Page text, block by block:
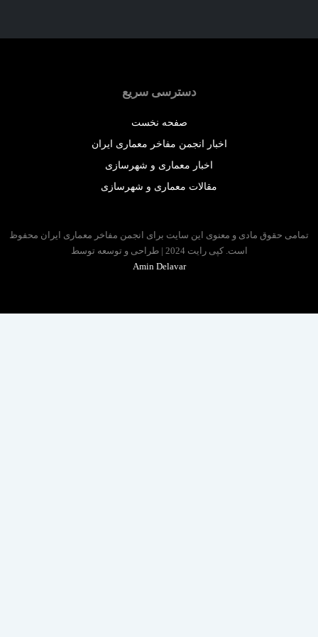
دسترسی سریع
صفحه نخست
اخبار انجمن مفاخر معماری ایران
اخبار معماری و شهرسازی
مقالات معماری و شهرسازی
حقوق مادی و معنوی این سایت برای انجمن مفاخر معماری ایران محفوظ
است. کپی رایت 2024 | طراحی و توسعه توسط
Amin Delavar